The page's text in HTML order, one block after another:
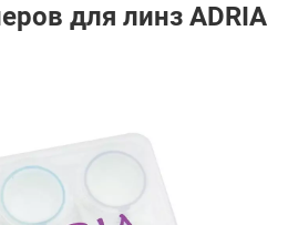
для линз ADRIA